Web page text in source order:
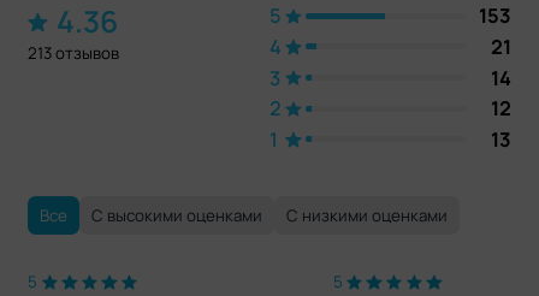
4.36
213 отзывов
5
153
4
21
3
14
2
12
1
13
Все С высокими оценками С низкими оценками
5
5